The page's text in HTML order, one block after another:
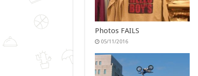
Photos FAILS
05/11/2016